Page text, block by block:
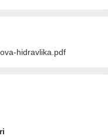
hidravlika.pdf